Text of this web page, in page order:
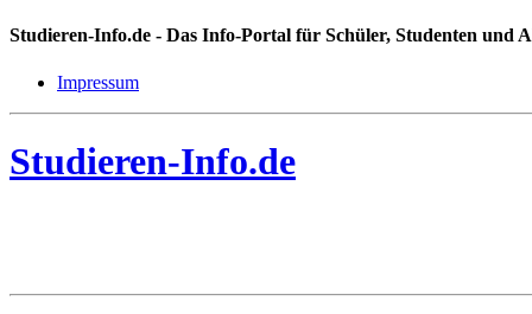
Studieren-Info.de - Das Info-Portal für Schüler, Studenten und
Impressum
Studieren-Info.de